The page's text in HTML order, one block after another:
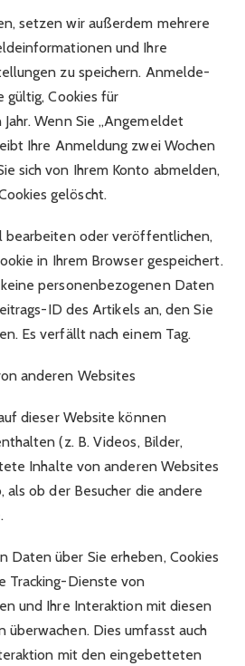
setzen wir außerdem mehrere
und Ihre
zu speichern. Anmelde-
gültig, Cookies für
Wenn Sie „Angemeldet
Ihre Anmeldung zwei Wochen
sich von Ihrem Konto abmelden,
gelöscht.
bearbeiten oder veröffentlichen,
in Ihrem Browser gespeichert.
personenbezogenen Daten
ID des Artikels an, den Sie
Es verfällt nach einem Tag.
anderen Websites
dieser Website können
(z. B. Videos, Bilder,
Inhalte von anderen Websites
als ob der Besucher die andere
Daten über Sie erheben, Cookies
Tracking-Dienste von
und Ihre Interaktion mit diesen
Dies umfasst auch
mit den eingebetteten